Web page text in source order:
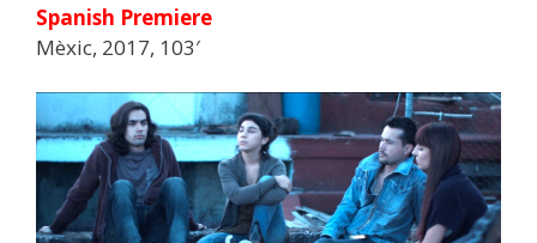
Spanish Premiere
Mèxic, 2017, 103′